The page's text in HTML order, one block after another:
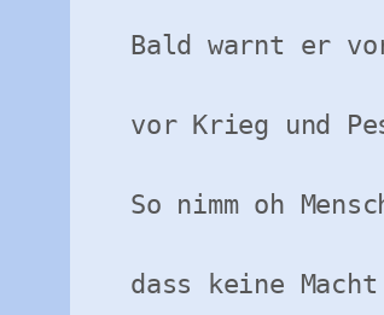
Bald warnt er
vor Krieg und
So nimm oh
dass keine